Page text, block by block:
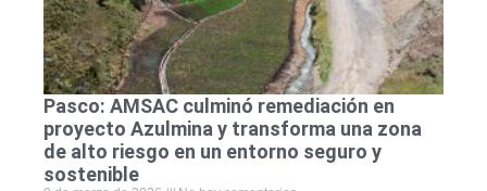
Pasco: AMSAC culminó remediación en
proyecto Azulmina y transforma una zona
de alto riesgo en un entorno seguro y
sostenible